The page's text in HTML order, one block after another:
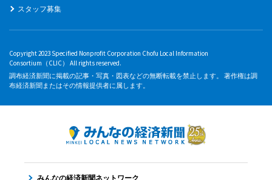
スタッフ募集
Copyright 2023 Specified Nonprofit Corporation Chofu Local Information
Consortium（CLIC） All rights reserved.
調布経済新聞に掲載の記事・写真・図表などの無断転載を禁止します。 著作権は調
布経済新聞またはその情報提供者に属します。
みんなの経済新聞ネットワーク